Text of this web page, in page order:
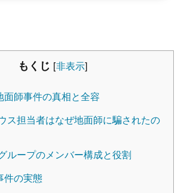
もくじ [非表示]
面師事件の真相と全容
ス担当者はなぜ地面師に騙されたの
ループのメンバー構成と役割
件の実態